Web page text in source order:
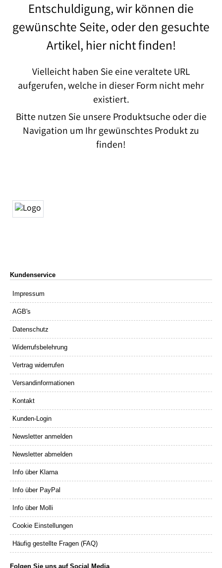
Entschuldigung, wir können die
gewünschte Seite, oder den gesuchte
Artikel, hier nicht finden!
Vielleicht haben Sie eine veraltete URL
aufgerufen, welche in dieser Form nicht mehr
existiert.
Bitte nutzen Sie unsere Produktsuche oder die
Navigation um Ihr gewünschtes Produkt zu
finden!
Kundenservice
Impressum
AGB's
Datenschutz
Widerrufsbelehrung
Vertrag widerrufen
Versandinformationen
Kontakt
Kunden-Login
Newsletter anmelden
Newsletter abmelden
Info über Klarna
Info über PayPal
Info über Molli
Cookie Einstellungen
Häufig gestellte Fragen (FAQ)
Folgen Sie uns auf Social Media